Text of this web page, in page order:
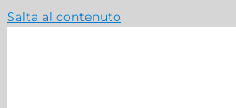
Salta al contenuto